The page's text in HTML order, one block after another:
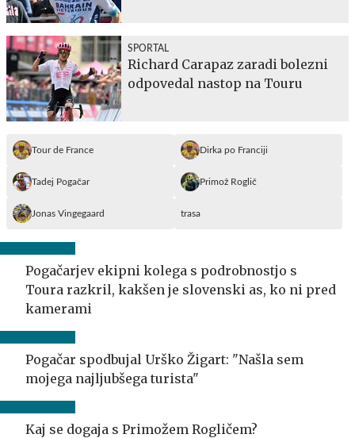
SPORTAL
Richard Carapaz zaradi bolezni
odpovedal nastop na Touru
Tour de France Dirka po Franciji
Tadej Pogačar Primož Roglič
Jonas Vingegaard trasa
Pogačarjev ekipni kolega s podrobnostjo s
Toura razkril, kakšen je slovenski as, ko ni pred
kamerami
Pogačar spodbujal Urško Žigart: "Našla sem
mojega najljubšega turista"
Kaj se dogaja s Primožem Rogličem?